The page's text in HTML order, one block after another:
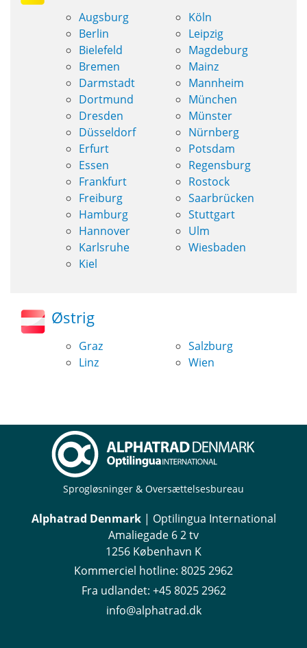
Augsburg
Berlin
Bielefeld
Bremen
Darmstadt
Dortmund
Dresden
Düsseldorf
Erfurt
Essen
Frankfurt
Freiburg
Hamburg
Hannover
Karlsruhe
Kiel
Köln
Leipzig
Magdeburg
Mainz
Mannheim
München
Münster
Nürnberg
Potsdam
Regensburg
Rostock
Saarbrücken
Stuttgart
Ulm
Wiesbaden
Østrig
Graz
Linz
Salzburg
Wien
Sprogløsninger & Oversættelsesbureau
Alphatrad Denmark| Optilingua International
Amaliegade 6 2 tv
1256 København K
Kommerciel hotline: 8025 2962
Fra udlandet: +45 8025 2962
info@alphatrad.dk